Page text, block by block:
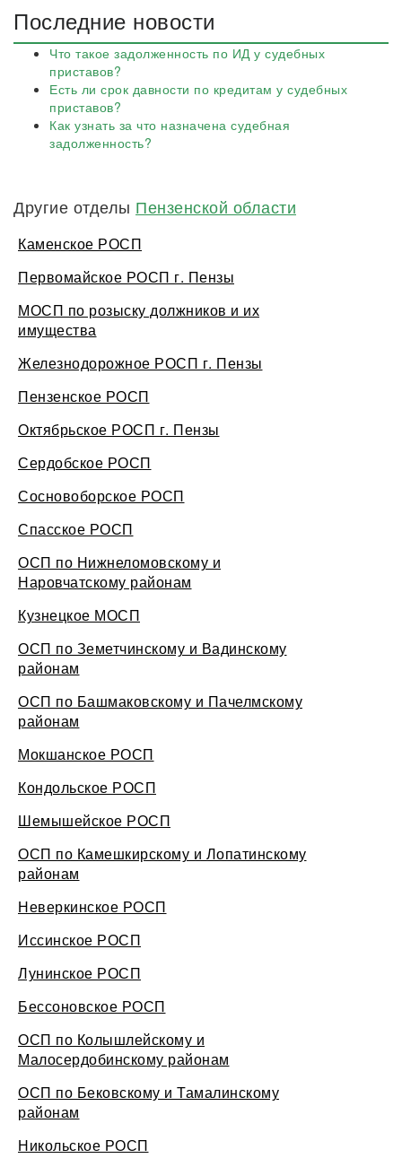
Последние новости
Что такое задолженность по ИД у судебных
приставов?
Есть ли срок давности по кредитам у судебных
приставов?
Как узнать за что назначена судебная
задолженность?
Другие отделы Пензенской области
Каменское РОСП
Первомайское РОСП г. Пензы
МОСП по розыску должников и их
имущества
Железнодорожное РОСП г. Пензы
Пензенское РОСП
Октябрьское РОСП г. Пензы
Сердобское РОСП
Сосновоборское РОСП
Спасское РОСП
ОСП по Нижнеломовскому и
Наровчатскому районам
Кузнецкое МОСП
ОСП по Земетчинскому и Вадинскому
районам
ОСП по Башмаковскому и Пачелмскому
районам
Мокшанское РОСП
Кондольское РОСП
Шемышейское РОСП
ОСП по Камешкирскому и Лопатинскому
районам
Неверкинское РОСП
Иссинское РОСП
Лунинское РОСП
Бессоновское РОСП
ОСП по Колышлейскому и
Малосердобинскому районам
ОСП по Бековскому и Тамалинскому
районам
Никольское РОСП